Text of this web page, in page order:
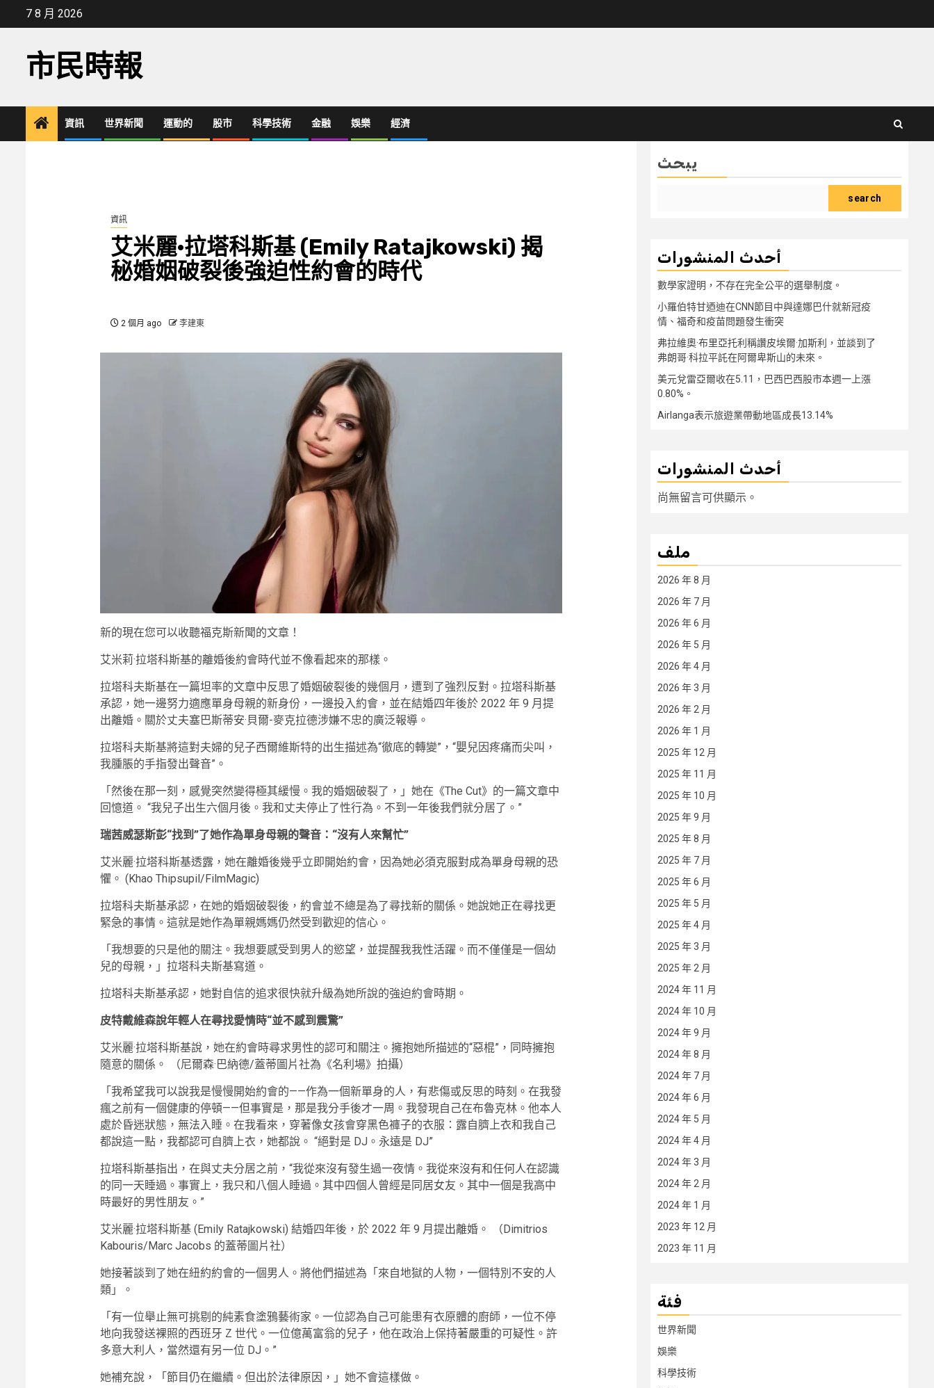
7 8 月 2026
市民時報
資訊 世界新聞 運動的 股市 科學技術 金融 娛樂 經濟
資訊
艾米麗·拉塔科斯基 (Emily Ratajkowski) 揭
秘婚姻破裂後強迫性約會的時代
2 個月 ago 李建東
新的現在您可以收聽福克斯新聞的文章！
艾米莉·拉塔科斯基的離婚後約會時代並不像看起來的那樣。
拉塔科夫斯基在一篇坦率的文章中反思了婚姻破裂後的幾個月，遭到了強烈反對。拉塔科斯基
承認，她一邊努力適應單身母親的新身份，一邊投入約會，並在結婚四年後於 2022 年 9 月提
出離婚。關於丈夫塞巴斯蒂安·貝爾-麥克拉德涉嫌不忠的廣泛報導。
拉塔科夫斯基將這對夫婦的兒子西爾維斯特的出生描述為“徹底的轉變”，“嬰兒因疼痛而尖叫，
我腫脹的手指發出聲音”。
「然後在那一刻，感覺突然變得極其緩慢。我的婚姻破裂了，」她在《The Cut》的一篇文章中
回憶道。 “我兒子出生六個月後。我和丈夫停止了性行為。不到一年後我們就分居了。”
瑞茜威瑟斯彭“找到”了她作為單身母親的聲音：“沒有人來幫忙”
艾米麗·拉塔科斯基透露，她在離婚後幾乎立即開始約會，因為她必須克服對成為單身母親的恐
懼。 (Khao Thipsupil/FilmMagic)
拉塔科夫斯基承認，在她的婚姻破裂後，約會並不總是為了尋找新的關係。她說她正在尋找更
緊急的事情。這就是她作為單親媽媽仍然受到歡迎的信心。
「我想要的只是他的關注。我想要感受到男人的慾望，並提醒我我性活躍。而不僅僅是一個幼
兒的母親，」拉塔科夫斯基寫道。
拉塔科夫斯基承認，她對自信的追求很快就升級為她所說的強迫約會時期。
皮特戴維森說年輕人在尋找愛情時“並不感到震驚”
艾米麗·拉塔科斯基說，她在約會時尋求男性的認可和關注。擁抱她所描述的“惡棍”，同時擁抱
隨意的關係。
（尼爾森·巴納德/蓋蒂圖片社為《名利場》拍攝）
「我希望我可以說我是慢慢開始約會的——作為一個新單身的人，有悲傷或反思的時刻。在我發
瘋之前有一個健康的停頓——但事實是，那是我分手後才一周。我發現自己在布魯克林。他本人
處於昏迷狀態，無法入睡。在我看來，穿著像女孩會穿黑色褲子的衣服：露自臍上衣和我自己
都說這一點，我都認可自臍上衣，她都說。 “絕對是 DJ。永遠是 DJ”
拉塔科斯基指出，在與丈夫分居之前，“我從來沒有發生過一夜情。我從來沒有和任何人在認識
的同一天睡過。事實上，我只和八個人睡過。其中四個人曾經是同居女友。其中一個是我高中
時最好的男性朋友。”
艾米麗·拉塔科斯基 (Emily Ratajkowski) 結婚四年後，於 2022 年 9 月提出離婚。
（Dimitrios
Kabouris/Marc Jacobs 的蓋蒂圖片社）
她接著談到了她在紐約約會的一個男人。將他們描述為「來自地獄的人物，一個特別不安的人
類」。
「有一位舉止無可挑剔的純素食塗鴉藝術家。一位認為自己可能患有衣原體的廚師，一位不停
地向我發送裸照的西班牙 Z 世代。一位億萬富翁的兒子，他在政治上保持著嚴重的可疑性。許
多意大利人，當然還有另一位 DJ。”
她補充說，「節目仍在繼續。但出於法律原因，」她不會這樣做。
يبحث
search
أحدث المنشورات
數學家證明，不存在完全公平的選舉制度。
小羅伯特甘迺迪在CNN節目中與達娜巴什就新冠疫
情、福奇和疫苗問題發生衝突
弗拉維奧·布里亞托利稱讚皮埃爾·加斯利，並談到了
弗朗哥·科拉平託在阿爾卑斯山的未來。
美元兌雷亞爾收在5.11，巴西巴西股市本週一上漲
0.80%。
Airlanga表示旅遊業帶動地區成長13.14%
أحدث المنشورات
尚無留言可供顯示。
ملف
2026 年 8 月
2026 年 7 月
2026 年 6 月
2026 年 5 月
2026 年 4 月
2026 年 3 月
2026 年 2 月
2026 年 1 月
2025 年 12 月
2025 年 11 月
2025 年 10 月
2025 年 9 月
2025 年 8 月
2025 年 7 月
2025 年 6 月
2025 年 5 月
2025 年 4 月
2025 年 3 月
2025 年 2 月
2024 年 11 月
2024 年 10 月
2024 年 9 月
2024 年 8 月
2024 年 7 月
2024 年 6 月
2024 年 5 月
2024 年 4 月
2024 年 3 月
2024 年 2 月
2024 年 1 月
2023 年 12 月
2023 年 11 月
فئة
世界新聞
娛樂
科學技術